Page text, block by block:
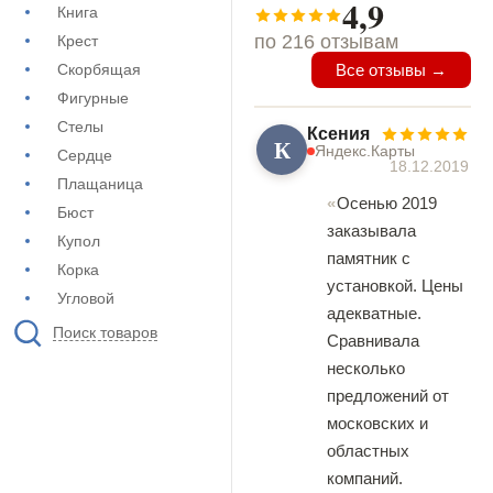
Книга
Крест
Скорбящая
Фигурные
Стелы
Сердце
Плащаница
Бюст
Купол
Корка
Угловой
Поиск товаров
4,9
по 216 отзывам
Все отзывы →
К Ксения
Яндекс.Карты
18.12.2019
Осенью 2019
заказывала
памятник с
установкой. Цены
адекватные.
Сравнивала
несколько
предложений от
московских и
областных
компаний.